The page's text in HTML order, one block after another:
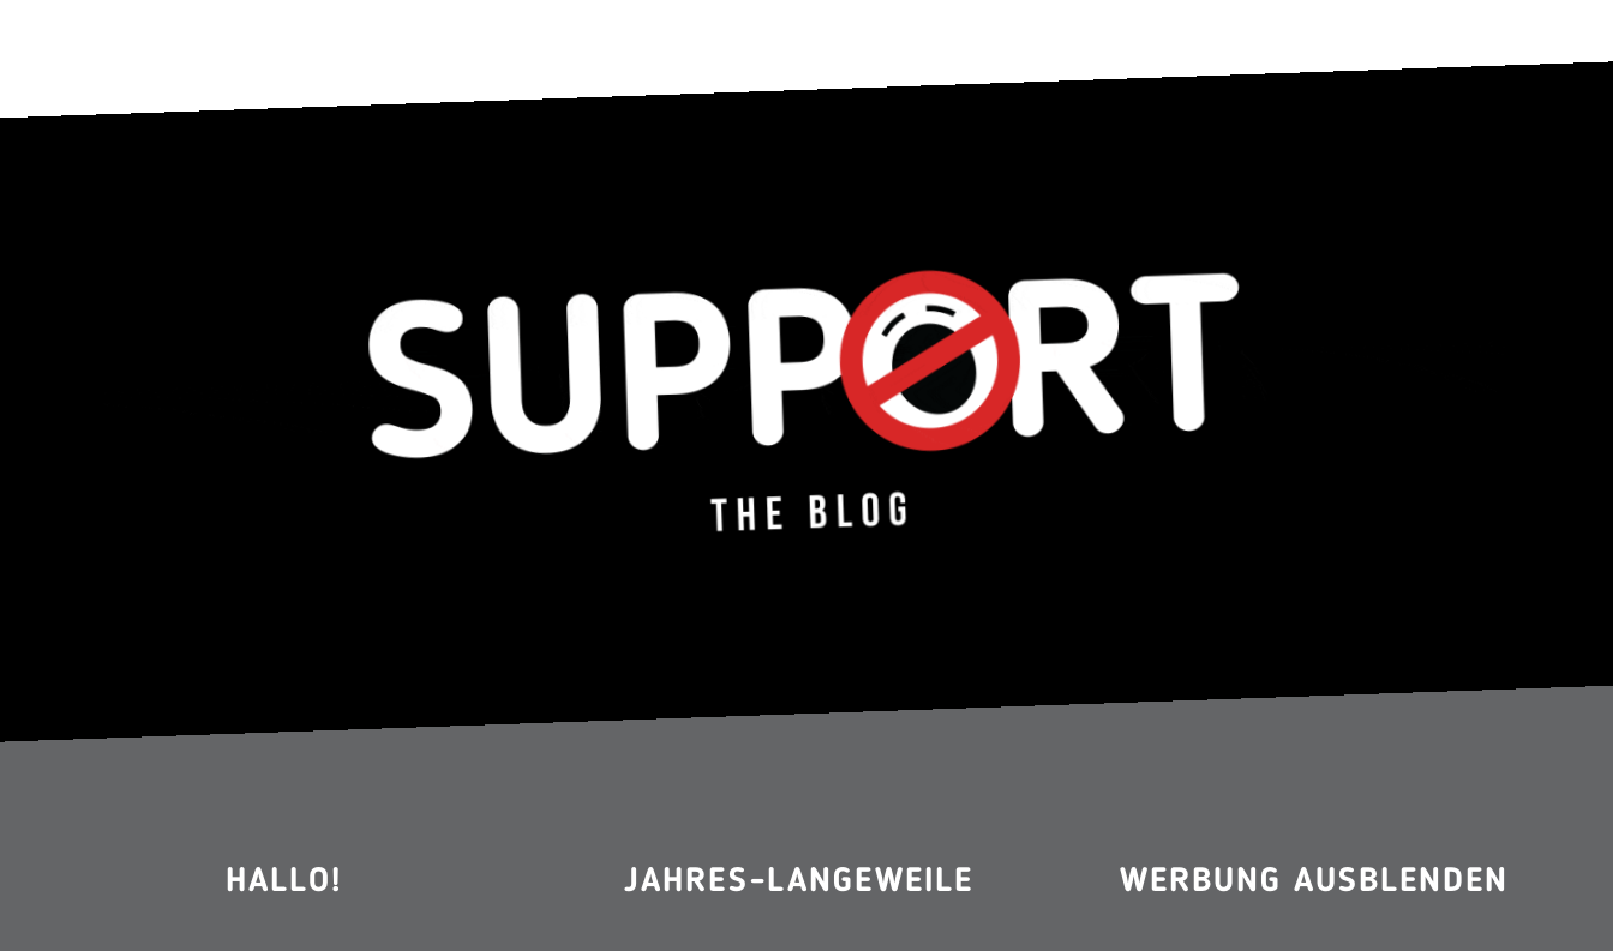
HALLO! JAHRES-LANGEWEILE WERBUNG AUSBLENDEN